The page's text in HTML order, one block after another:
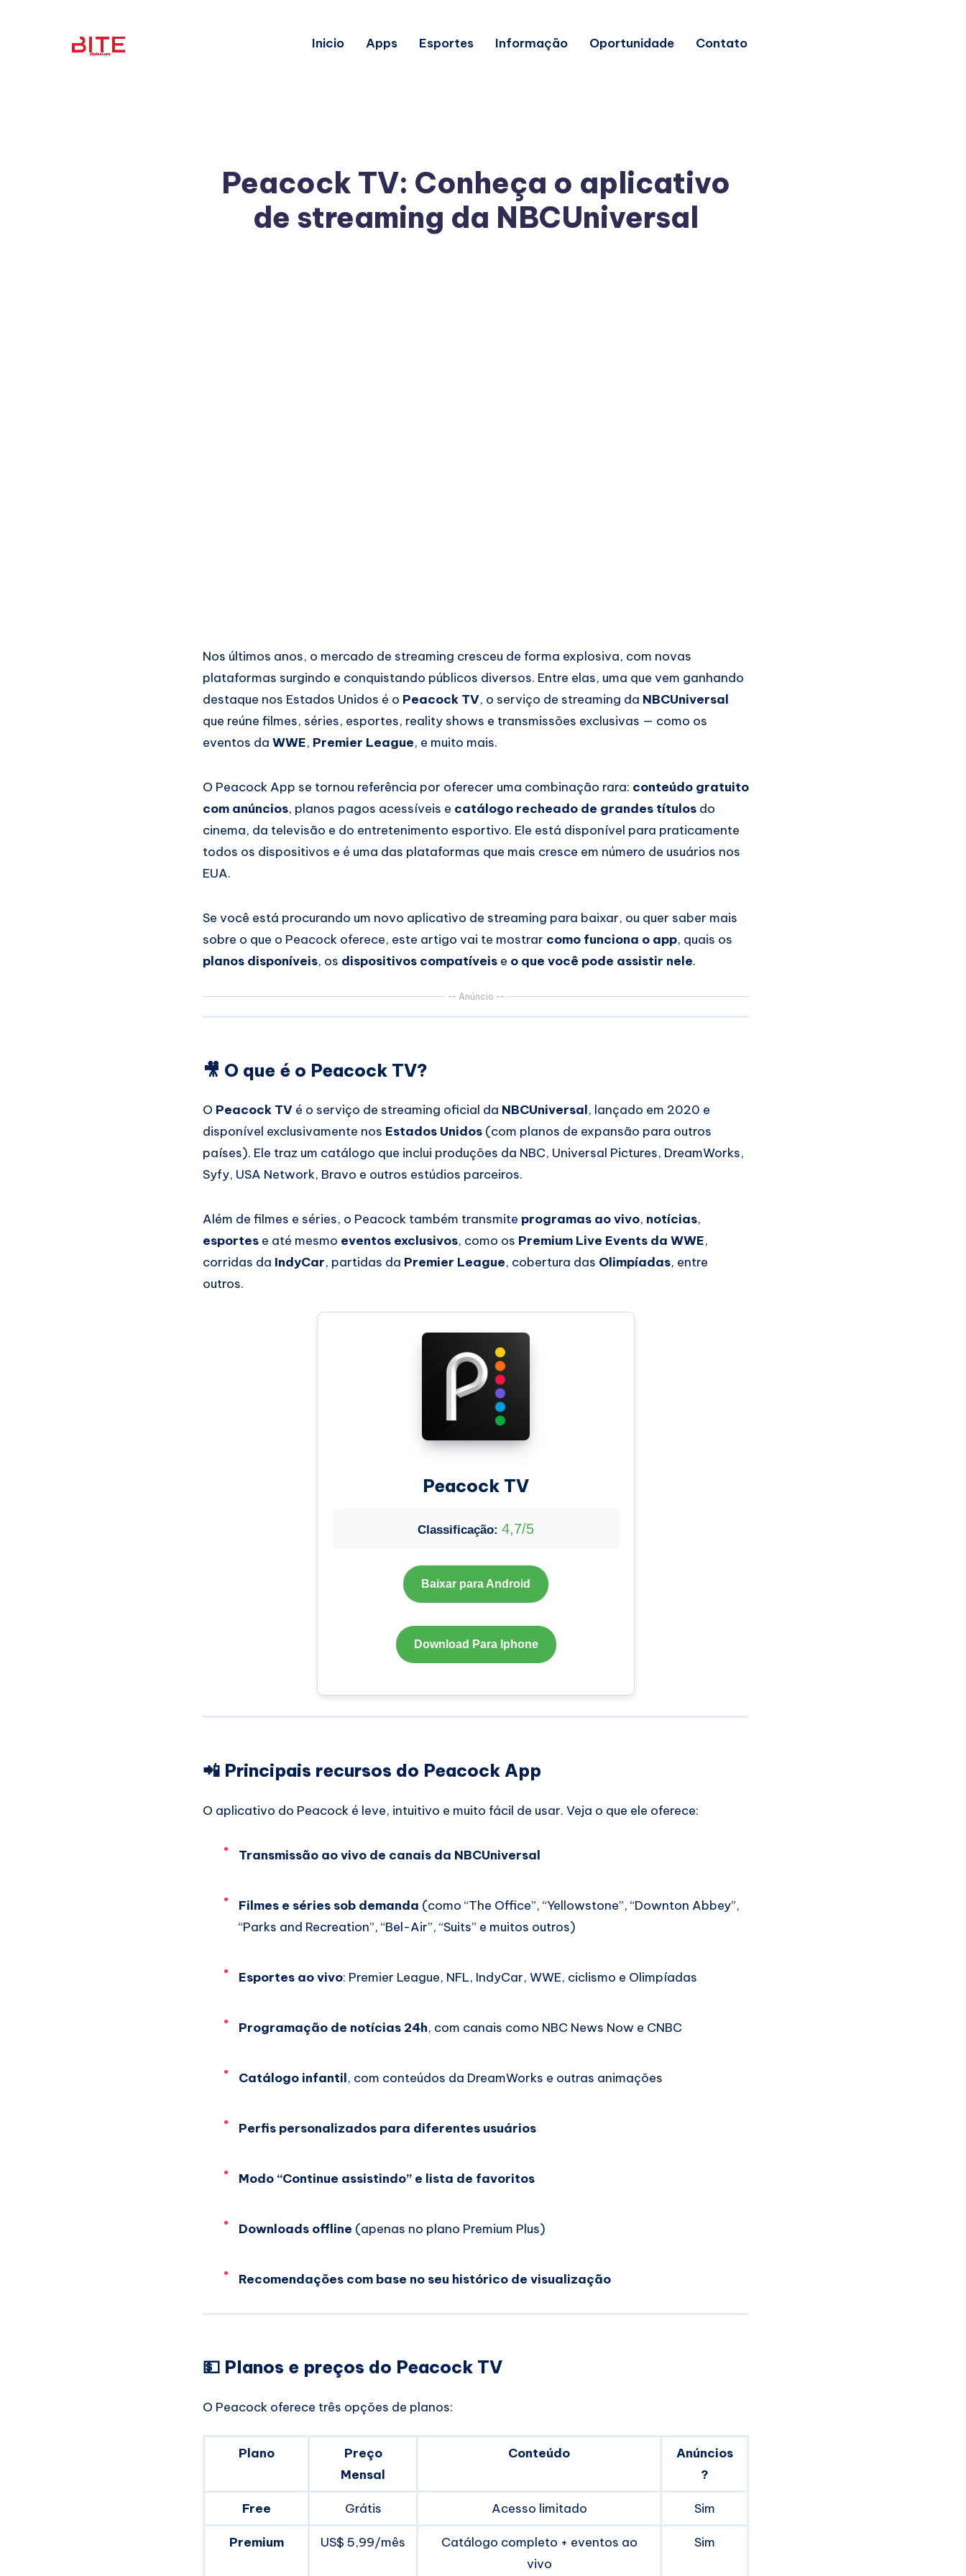
Inicio Apps Esportes Informação Oportunidade Contato
Peacock TV: Conheça o aplicativo
de streaming da NBCUniversal
Nos últimos anos, o mercado de streaming cresceu de forma explosiva, com novas
plataformas surgindo e conquistando públicos diversos. Entre elas, uma que vem ganhando
destaque nos Estados Unidos é o Peacock TV, o serviço de streaming da NBCUniversal
que reúne filmes, séries, esportes, reality shows e transmissões exclusivas — como os
eventos da WWE, Premier League, e muito mais.
O Peacock App se tornou referência por oferecer uma combinação rara: conteúdo gratuito
com anúncios, planos pagos acessíveis e catálogo recheado de grandes títulos do
cinema, da televisão e do entretenimento esportivo. Ele está disponível para praticamente
todos os dispositivos e é uma das plataformas que mais cresce em número de usuários nos
EUA.
Se você está procurando um novo aplicativo de streaming para baixar, ou quer saber mais
sobre o que o Peacock oferece, este artigo vai te mostrar como funciona o app, quais os
planos disponíveis, os dispositivos compatíveis e o que você pode assistir nele.
-- Anúncio --
🎥 O que é o Peacock TV?
O Peacock TV é o serviço de streaming oficial da NBCUniversal, lançado em 2020 e
disponível exclusivamente nos Estados Unidos (com planos de expansão para outros
países). Ele traz um catálogo que inclui produções da NBC, Universal Pictures, DreamWorks,
Syfy, USA Network, Bravo e outros estúdios parceiros.
Além de filmes e séries, o Peacock também transmite programas ao vivo, notícias,
esportes e até mesmo eventos exclusivos, como os Premium Live Events da WWE,
corridas da IndyCar, partidas da Premier League, cobertura das Olimpíadas, entre
outros.
Peacock TV
Classificação: 4,7/5
Baixar para Android
Download Para Iphone
📲 Principais recursos do Peacock App
O aplicativo do Peacock é leve, intuitivo e muito fácil de usar. Veja o que ele oferece:
Transmissão ao vivo de canais da NBCUniversal
Filmes e séries sob demanda (como “The Office”, “Yellowstone”, “Downton Abbey”,
“Parks and Recreation”, “Bel-Air”, “Suits” e muitos outros)
Esportes ao vivo: Premier League, NFL, IndyCar, WWE, ciclismo e Olimpíadas
Programação de notícias 24h, com canais como NBC News Now e CNBC
Catálogo infantil, com conteúdos da DreamWorks e outras animações
Perfis personalizados para diferentes usuários
Modo “Continue assistindo” e lista de favoritos
Downloads offline (apenas no plano Premium Plus)
Recomendações com base no seu histórico de visualização
💵 Planos e preços do Peacock TV
O Peacock oferece três opções de planos:
Plano
Preço
Mensal
Conteúdo
Anúncios
?
Free Grátis Acesso limitado Sim
Premium US$ 5,99/mês
Catálogo completo + eventos ao
vivo
Sim